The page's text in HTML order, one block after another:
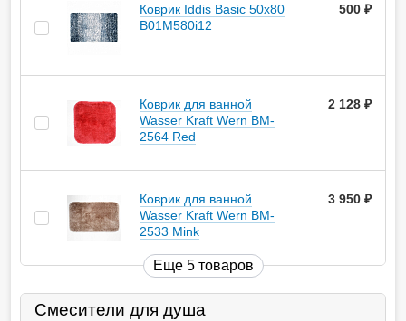
Коврик Iddis Basic 50х80
B01M580i12
500
Коврик для ванной
Wasser Kraft Wern BM-
2564 Red
2 128
Коврик для ванной
Wasser Kraft Wern BM-
2533 Mink
3 950
Еще 5 товаров
Смесители для душа